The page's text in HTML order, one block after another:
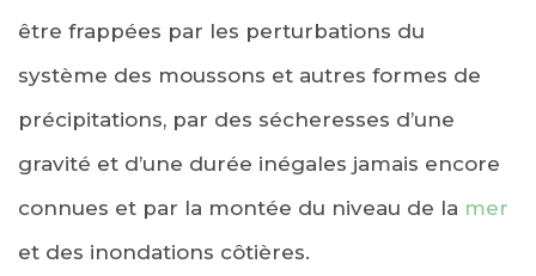
être frappées par les perturbations du
système des moussons et autres formes de
précipitations, par des sécheresses d’une
gravité et d’une durée inégales jamais encore
connues et par la montée du niveau de la mer
et des inondations côtières.